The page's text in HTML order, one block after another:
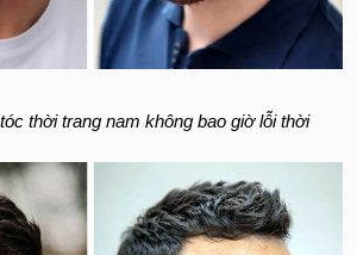
thời trang nam không bao giờ lỗi thời